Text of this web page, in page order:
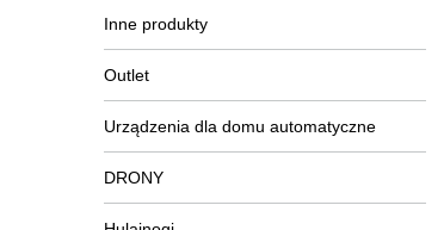
Inne produkty
Outlet
Urządzenia dla domu automatyczne
DRONY